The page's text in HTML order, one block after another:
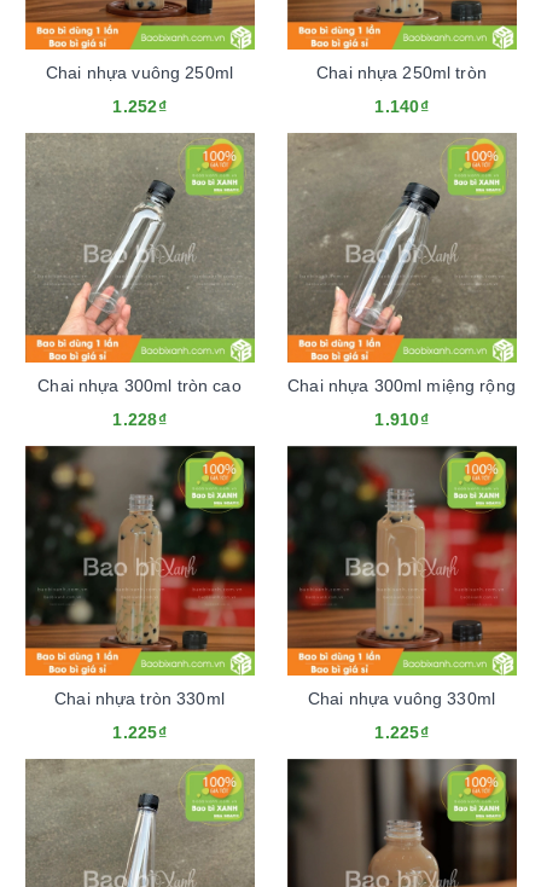
Chai nhựa vuông 250ml
1.252₫
Chai nhựa 250ml tròn
1.140₫
Chai nhựa 300ml tròn cao
1.228₫
Chai nhựa 300ml miệng rộng
1.910₫
Chai nhựa tròn 330ml
1.225₫
Chai nhựa vuông 330ml
1.225₫